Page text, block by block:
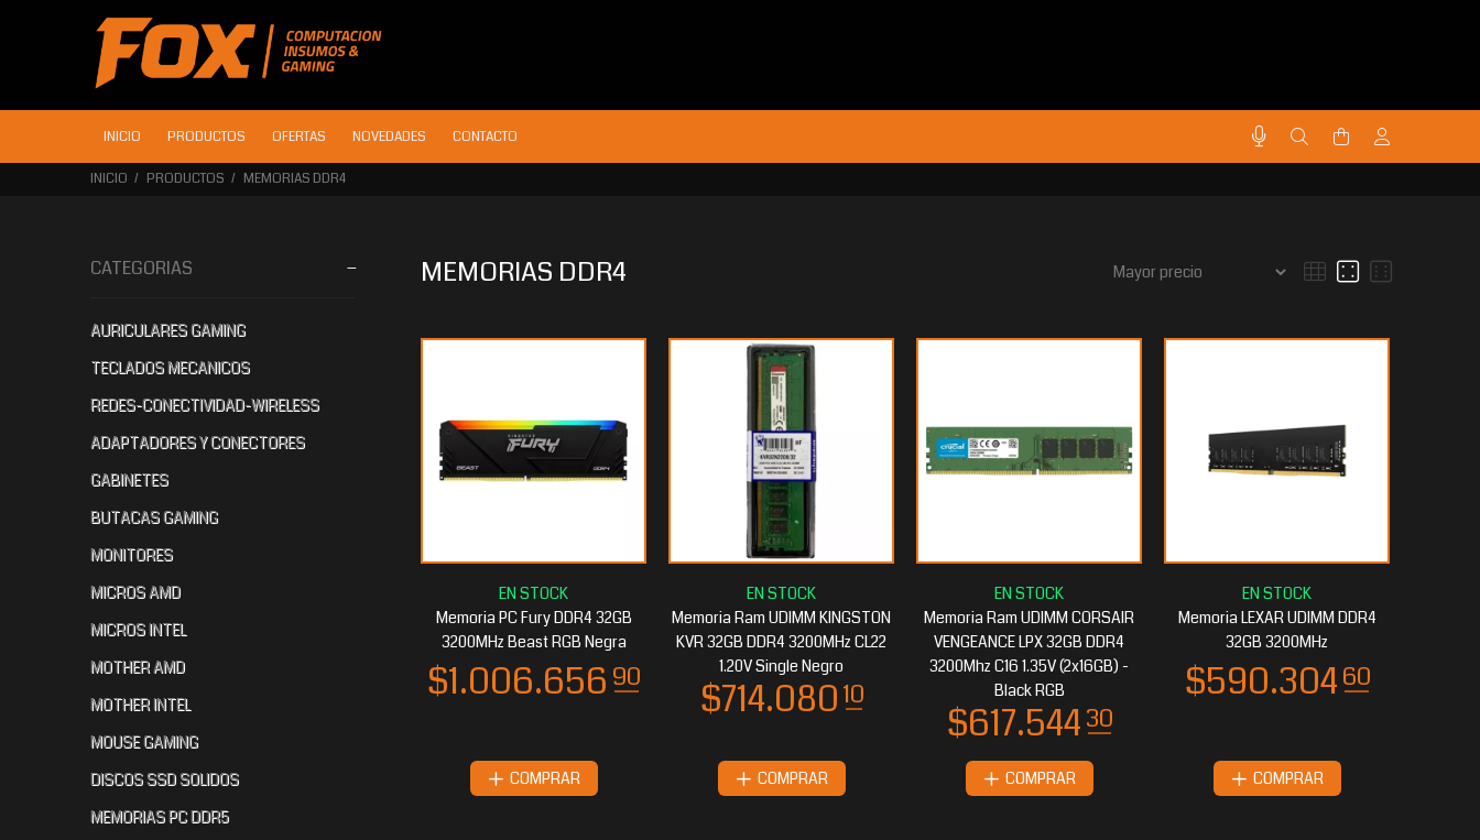
INICIO PRODUCTOS OFERTAS NOVEDADES CONTACTO
INICIO PRODUCTOS MEMORIAS DDR4
CATEGORIAS
AURICULARES GAMING
TECLADOS MECANICOS
REDES-CONECTIVIDAD-WIRELESS
ADAPTADORES Y CONECTORES
GABINETES
BUTACAS GAMING
MONITORES
MICROS AMD
MICROS INTEL
MOTHER AMD
MOTHER INTEL
MOUSE GAMING
DISCOS SSD SOLIDOS
MEMORIAS PC DDR5
MEMORIAS DDR4
Memoria PC Fury DDR4 32GB
3200MHz Beast RGB Negra
$1.006.656
COMPRAR
Memoria Ram UDIMM KINGSTON
KVR 32GB DDR4 3200MHz CL22
1.20V Single Negro
COMPRAR
Memoria Ram UDIMM CORSAIR
VENGEANCE LPX 32GB DDR4
3200Mhz C16 1.35V (2x16GB) -
Black RGB
COMPRAR
Memoria LEXAR UDIMM DDR4
32GB 3200MHz
$590.30460
COMPRAR
$526.79580 $412.307